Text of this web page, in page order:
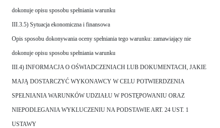
dokonuje opisu sposobu spełniania warunku
III.3.5) Sytuacja ekonomiczna i finansowa
Opis sposobu dokonywania oceny spełniania tego warunku: zamawiający nie
dokonuje opisu sposobu spełniania warunku
III.4) INFORMACJA O OŚWIADCZENIACH LUB DOKUMENTACH, JAKIE
MAJĄ DOSTARCZYĆ WYKONAWCY W CELU POTWIERDZENIA
SPEŁNIANIA WARUNKÓW UDZIAŁU W POSTĘPOWANIU ORAZ
NIEPODLEGANIA WYKLUCZENIU NA PODSTAWIE ART. 24 UST. 1
USTAWY